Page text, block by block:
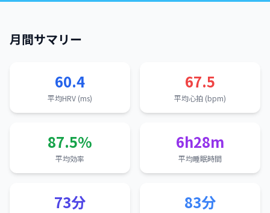
月間サマリー
60.4
平均HRV (ms)
67.5
平均心拍 (bpm)
87.5%
平均効率
6h28m
平均睡眠時間
73分 83分